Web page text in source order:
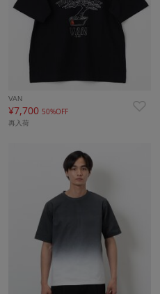
VAN
¥7,700 50%OFF
再入荷